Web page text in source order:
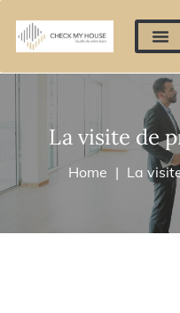
La visite de
Home La